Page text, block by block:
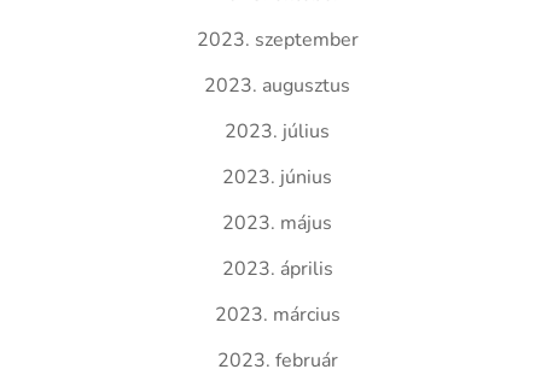
2023. szeptember
2023. augusztus
2023. július
2023. június
2023. május
2023. április
2023. március
2023. február